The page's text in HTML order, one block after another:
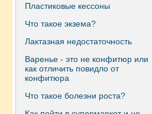
Пластиковые кессоны
Что такое экзема?
Лактазная недостаточность
Варенье - это не конфитюр или
как отличить повидло от
конфитюра
Что такое болезни роста?